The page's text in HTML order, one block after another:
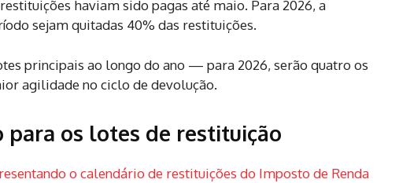
haviam sido pagas até maio. Para 2026, a
sejam quitadas 40% das restituições.
principais ao longo do ano — para 2026, serão quatro os
agilidade no ciclo de devolução.
para os lotes de restituição